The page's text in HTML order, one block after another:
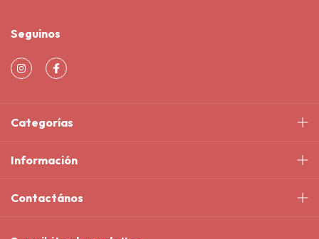
Seguinos
Categorías
Información
Contactános